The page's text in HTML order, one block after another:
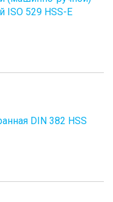
ISO 529 HSS-E
DIN 382 HSS